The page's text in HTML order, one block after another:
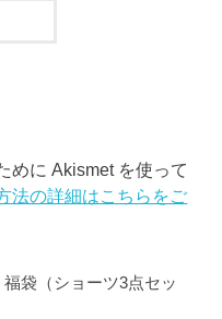
めに Akismet を使って
法の詳細はこちらをご
袋（ショーツ3点セッ